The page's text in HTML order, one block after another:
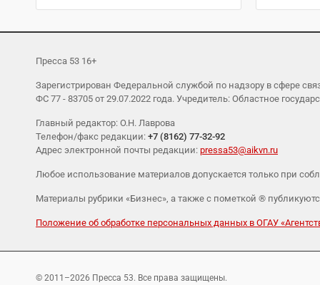
Пресса 53 16+
Зарегистрирован Федеральной службой по надзору в сфере
ФС 77 - 83705 от 29.07.2022 года. Учредитель: Областное
Главный редактор: О.Н. Лаврова
Телефон/факс редакции: +7 (8162) 77-32-92
Адрес электронной почты редакции: pressa53@aikvn.ru
Любое использование материалов допускается только при
Материалы рубрики «Бизнес», а также с пометкой ®
Положение об обработке персональных данных в ОГАУ
© 2011–2026 Пресса 53. Все права защищены.